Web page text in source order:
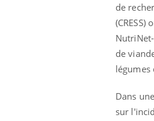
de
de
légumes
Dans
sur
Eczéma
expliquer ma
Il y a des sujets
questions sur la